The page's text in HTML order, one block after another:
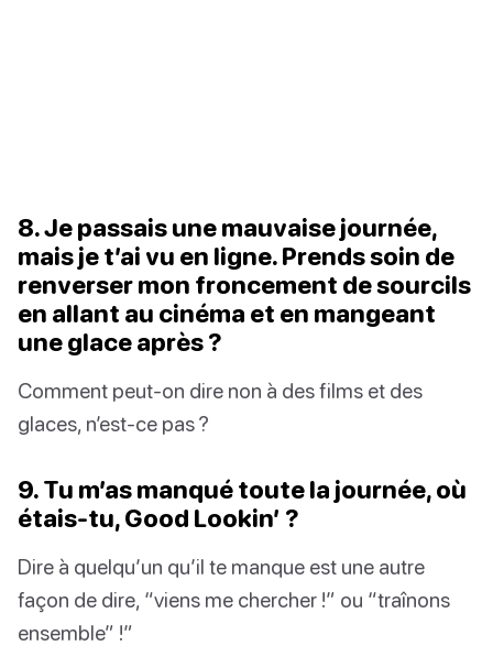
8. Je passais une mauvaise journée,
mais je t’ai vu en ligne. Prends soin de
renverser mon froncement de sourcils
en allant au cinéma et en mangeant
une glace après ?
Comment peut-on dire non à des films et des
glaces, n’est-ce pas ?
9. Tu m’as manqué toute la journée, où
étais-tu, Good Lookin’ ?
Dire à quelqu’un qu’il te manque est une autre
façon de dire, “viens me chercher !” ou “traînons
ensemble” !”